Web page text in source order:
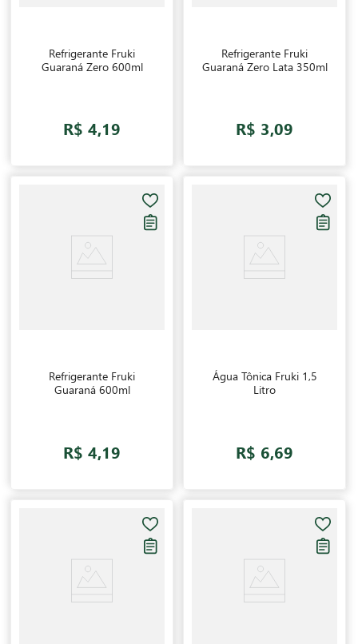
Refrigerante Fruki
Guaraná Zero 600ml
R$ 4,19
Refrigerante Fruki
Guaraná Zero Lata 350ml
R$ 3,09
Refrigerante Fruki
Guaraná 600ml
R$ 4,19
Água Tônica Fruki 1,5
Litro
R$ 6,69